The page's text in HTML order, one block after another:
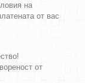
на
от вас
от